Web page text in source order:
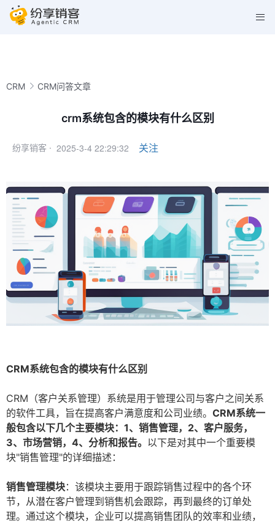
CRM CRM问答文章
crm系统包含的模块有什么区别
纷享销客 · 2025-3-4 22:29:32 关注
CRM系统包含的模块有什么区别
CRM（客户关系管理）系统是用于管理公司与客户之间关系
的软件工具，旨在提高客户满意度和公司业绩。 CRM系统一
般包含以下几个主要模块：1、销售管理，2、客户服务，
3、市场营销，4、分析和报告。 以下是对其中一个重要模
块"销售管理"的详细描述：
销售管理模块：该模块主要用于跟踪销售过程中的各个环
节，从潜在客户管理到销售机会跟踪，再到最终的订单处
理。通过这个模块，企业可以提高销售团队的效率和业绩，